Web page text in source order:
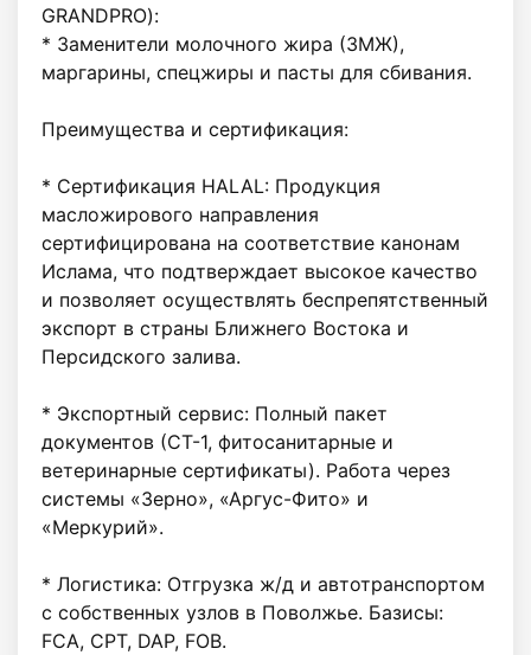
GRANDPRO):
* Заменители молочного жира (ЗМЖ),
маргарины, спецжиры и пасты для сбивания.
Преимущества и сертификация:
* Сертификация HALAL: Продукция
масложирового направления
сертифицирована на соответствие канонам
Ислама, что подтверждает высокое качество
и позволяет осуществлять беспрепятственный
экспорт в страны Ближнего Востока и
Персидского залива.
* Экспортный сервис: Полный пакет
документов (СТ-1, фитосанитарные и
ветеринарные сертификаты). Работа через
системы «Зерно», «Аргус-Фито» и
«Меркурий».
* Логистика: Отгрузка ж/д и автотранспортом
с собственных узлов в Поволжье. Базисы:
FCA, CPT, DAP, FOB.